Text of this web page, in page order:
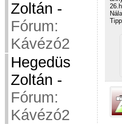
Zoltán -
Fórum:
Kávézó2
Hegedüs
Zoltán -
Fórum:
Kávézó2